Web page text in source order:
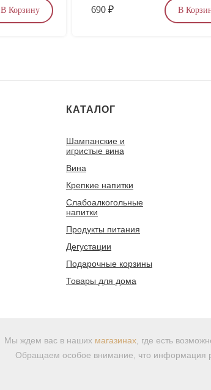
В Корзину 690 ₽ В
КАТАЛОГ
Шампанские и
игристые вина
Вина
Крепкие напитки
Слабоалкогольные
напитки
Продукты питания
Дегустации
Подарочные корзины
Товары для дома
Мы ждем вас в наших магазинах, где есть
Обращаем особое внимание, что информация